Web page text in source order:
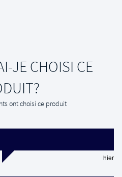
JE CHOISI CE
ont choisi ce produit
hier